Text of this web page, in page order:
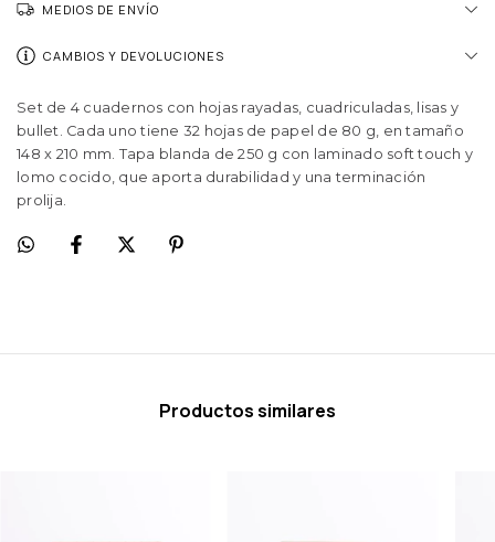
MEDIOS DE ENVÍO
CAMBIOS Y DEVOLUCIONES
Set de 4 cuadernos con hojas rayadas, cuadriculadas, lisas y
bullet. Cada uno tiene 32 hojas de papel de 80 g, en tamaño
148 x 210 mm. Tapa blanda de 250 g con laminado soft touch y
lomo cocido, que aporta durabilidad y una terminación
prolija.
Productos similares